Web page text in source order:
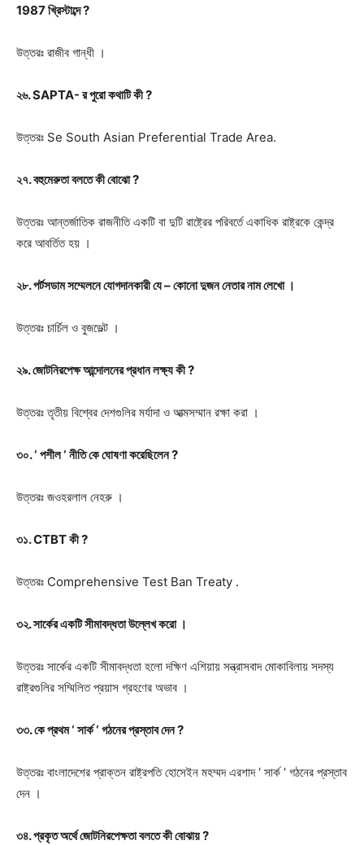
1987 খ্রিস্টাব্দে ?
উত্তরঃ রাজীব গান্ধী ।
২৬. SAPTA- র পুরো কথাটি কী ?
উত্তরঃ Se South Asian Preferential Trade Area.
২৭. বহুমেরুতা বলতে কী বোঝো ?
উত্তরঃ আন্তর্জাতিক রাজনীতি একটি বা দুটি রাষ্ট্রের পরিবর্তে একাধিক রাষ্ট্রকে কেন্দ্র
করে আবর্তিত হয় ।
২৮. পর্টসডাম সম্মেলনে যোগদানকারী যে – কোনো দুজন নেতার নাম লেখো ।
উত্তরঃ চার্চিল ও বুজভেল্ট ।
২৯. জোটনিরপেক্ষ আন্দোলনের প্রধান লক্ষ্য কী ?
উত্তরঃতৃতীয় বিশ্বের দেশগুলির মর্যাদা ও আত্মসম্মান রক্ষা করা ।
৩০. ‘ পশীল ‘ নীতি কে ঘোষণা করেছিলেন ?
উত্তরঃ জওহরলাল নেহরু ।
৩১. CTBT কী ?
উত্তরঃ Comprehensive Test Ban Treaty .
৩২. সার্কের একটি সীমাবদ্ধতা উল্লেখ করো ।
উত্তরঃ সার্কের একটি সীমাবদ্ধতা হলো দক্ষিণ এশিয়ায় সন্ত্রাসবাদ মোকাবিলায় সদস্য
রাষ্ট্রগুলির সম্মিলিত প্রয়াস গ্রহণের অভাব ।
৩৩. কে প্রথম ‘ সার্ক ‘ গঠনের প্রস্তাব দেন ?
উত্তরঃ বাংলাদেশের প্রাক্তন রাষ্ট্রপতি হোসেইন মহম্মদ এরশাদ ‘ সার্ক ‘ গঠনের প্রস্তাব
দেন ।
৩৪. প্রকৃত অর্থে জোটনিরপেক্ষতা বলতে কী বোঝায় ?